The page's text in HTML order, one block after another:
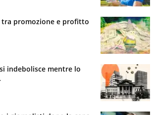
tra promozione e profitto
si indebolisce mentre lo